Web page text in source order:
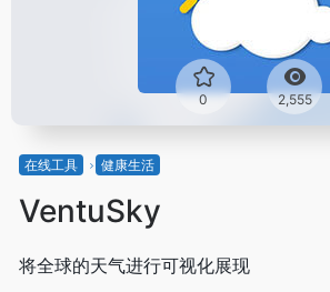
0 2,555
在线工具 健康生活
VentuSky
将全球的天气进行可视化展现